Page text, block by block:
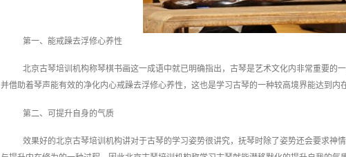
第一、能戒躁去浮修心养性
北京古琴培训机构称琴棋书画这一成语中就已明确指出，古琴是艺术文化内非常重要的
并借助着琴声能有效的净化内心戒躁去浮修心养性，这也是学习古琴的一种较高境界能达到内
第二、可提升自身的气质
效果好的北京古琴培训机构讲对于古琴的学习姿势很讲究，抚琴时除了姿势还会要求神